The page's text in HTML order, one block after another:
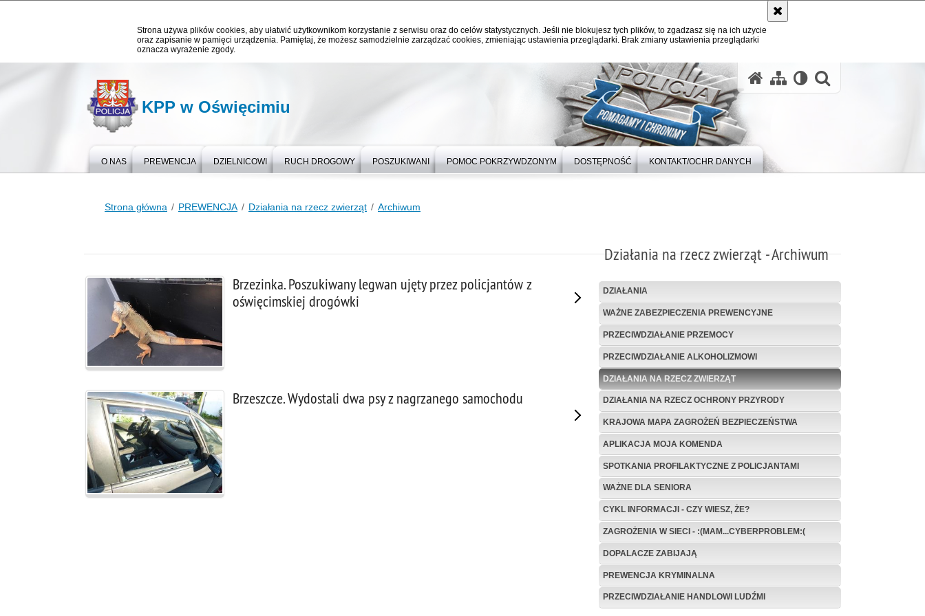
Strona używa plików cookies, aby ułatwić użytkownikom korzystanie z serwisu oraz do celów statystycznych. Jeśli nie blokujesz tych plików, to zgadzasz się na ich użycie
oraz zapisanie w pamięci urządzenia. Pamiętaj, że możesz samodzielnie zarządzać cookies, zmieniając ustawienia przeglądarki. Brak zmiany ustawienia przeglądarki
oznacza wyrażenie zgody.
KPP w Oświęcimiu
O NAS PREWENCJA DZIELNICOWI RUCH DROGOWY POSZUKIWANI POMOC POKRZYWDZONYM DOSTĘPNOŚĆ KONTAKT/OCHR DANYCH
Strona główna PREWENCJA Działania na rzecz zwierząt Archiwum
Działania na rzecz zwierząt - Archiwum
Brzezinka. Poszukiwany legwan ujęty przez policjantów z
oświęcimskiej drogówki
Brzeszcze. Wydostali dwa psy z nagrzanego samochodu
DZIAŁANIA
WAŻNE ZABEZPIECZENIA PREWENCYJNE
PRZECIWDZIAŁANIE PRZEMOCY
PRZECIWDZIAŁANIE ALKOHOLIZMOWI
DZIAŁANIA NA RZECZ ZWIERZĄT
DZIAŁANIA NA RZECZ OCHRONY PRZYRODY
KRAJOWA MAPA ZAGROŻEŃ BEZPIECZEŃSTWA
APLIKACJA MOJA KOMENDA
SPOTKANIA PROFILAKTYCZNE Z POLICJANTAMI
WAŻNE DLA SENIORA
CYKL INFORMACJI - CZY WIESZ, ŻE?
ZAGROŻENIA W SIECI - :(MAM...CYBERPROBLEM:(
DOPALACZE ZABIJAJĄ
PREWENCJA KRYMINALNA
PRZECIWDZIAŁANIE HANDLOWI LUDŹMI